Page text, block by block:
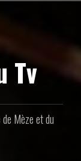
Tv
Mèze et du